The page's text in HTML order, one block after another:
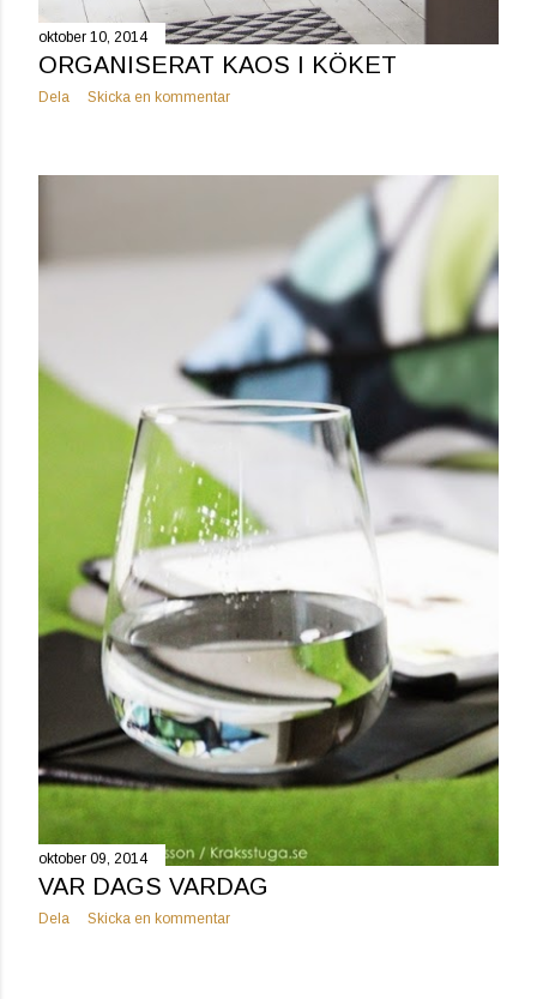
oktober 10, 2014
ORGANISERAT KAOS I KÖKET
Dela Skicka en kommentar
oktober 09, 2014
VAR DAGS VARDAG
Dela Skicka en kommentar